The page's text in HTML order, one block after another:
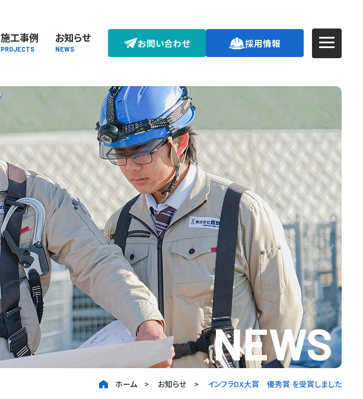
施工事例
PROJECTS
お知らせ
NEWS お問い合わせ 採用情報
NEWS
ホーム お知らせ インフラDX大賞 優秀賞 を受賞しました